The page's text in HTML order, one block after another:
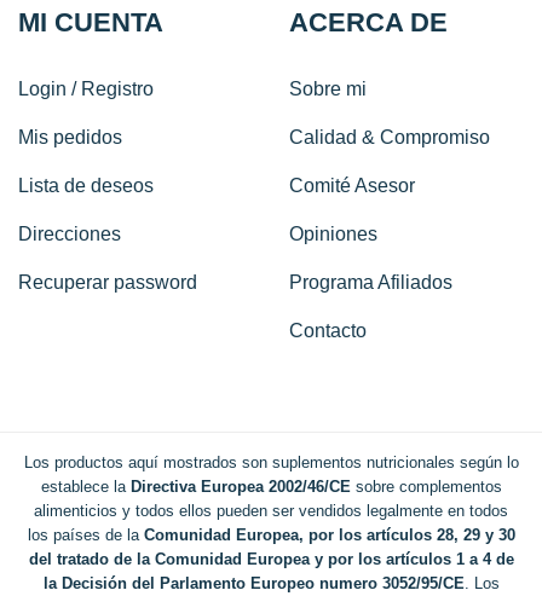
MI CUENTA
Login / Registro
Mis pedidos
Lista de deseos
Direcciones
Recuperar password
ACERCA DE
Sobre mi
Calidad & Compromiso
Comité Asesor
Opiniones
Programa Afiliados
Contacto
Los productos aquí mostrados son suplementos nutricionales según lo
establece la Directiva Europea 2002/46/CE sobre complementos
alimenticios y todos ellos pueden ser vendidos legalmente en todos
los países de la Comunidad Europea, por los artículos 28, 29 y 30
del tratado de la Comunidad Europea y por los artículos 1 a 4 de
la Decisión del Parlamento Europeo numero 3052/95/CE . Los